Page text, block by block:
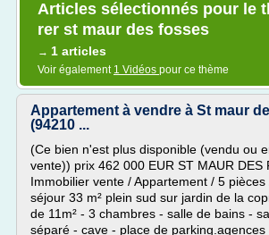
Articles sélectionnés pour le
rer st maur des fosses
→ 1 articles
Voir également 1 Vidéos pour ce thème
Appartement à vendre à St maur
(94210 ...
(Ce bien n'est plus disponible (vendu ou
vente)) prix 462 000 EUR ST MAUR DES
Immobilier vente / Appartement / 5 pièces
séjour 33 m² plein sud sur jardin de la
de 11m² - 3 chambres - salle de bains -
séparé - cave - place de parking.agences